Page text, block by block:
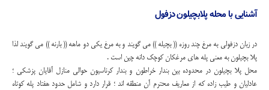
آشنایی با محله پلابچیلون دزفول
در زبان دزفولی به مرغ چند روزه (( بچیله )) می گویند و به مرغ یکی دو ماهه (( بارنه )) می گویند لذا
پلا بچیلون به معنی پله های مرغکان کوچک دانه چین است .
محل پلا بچیلون در محدوده بین بندار خراطون و بندار کرناسیون حوالی منازل آقایان پزشکی ؛
عادلیان و طیب زاده که از معاریف محترم آن منطقه اند ؛ قرار دارد و شامل حدود هفتاد پله کوتاه